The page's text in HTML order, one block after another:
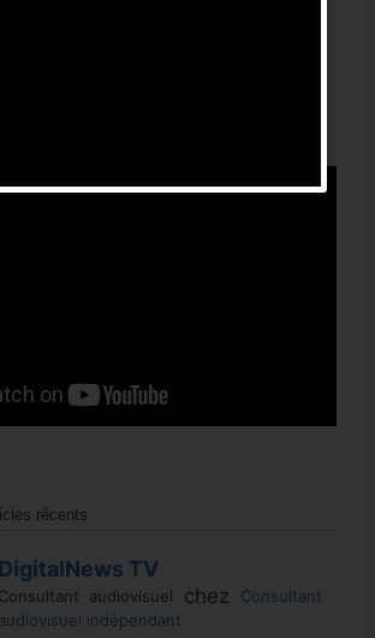
à notre formation
toutes les étapes
créer une WebTV
récents
DigitalNews TV
Consultant audiovisuel chez
Consultant
audiovisuel indépendant